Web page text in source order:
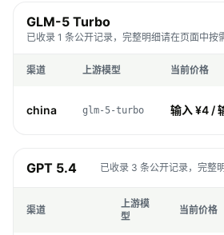
GLM-5 Turbo
已收录 1 条公开记录，完整明细请在页面中按
渠道 上游模型 当前价格
china glm-5-turbo 输入 ¥4 /
GPT 5.4 已收录 3 条公开记录，完整
渠道
上游模
型
当前价格